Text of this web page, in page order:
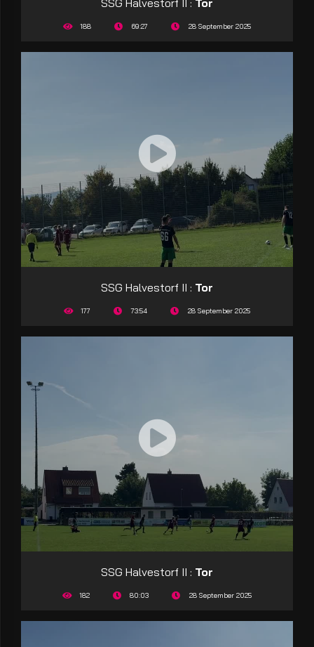
188 69:27 28 September 2025
SSG Halvestorf II : Tor
177 73:54 28 September 2025
SSG Halvestorf II : Tor
182 80:03 28 September 2025